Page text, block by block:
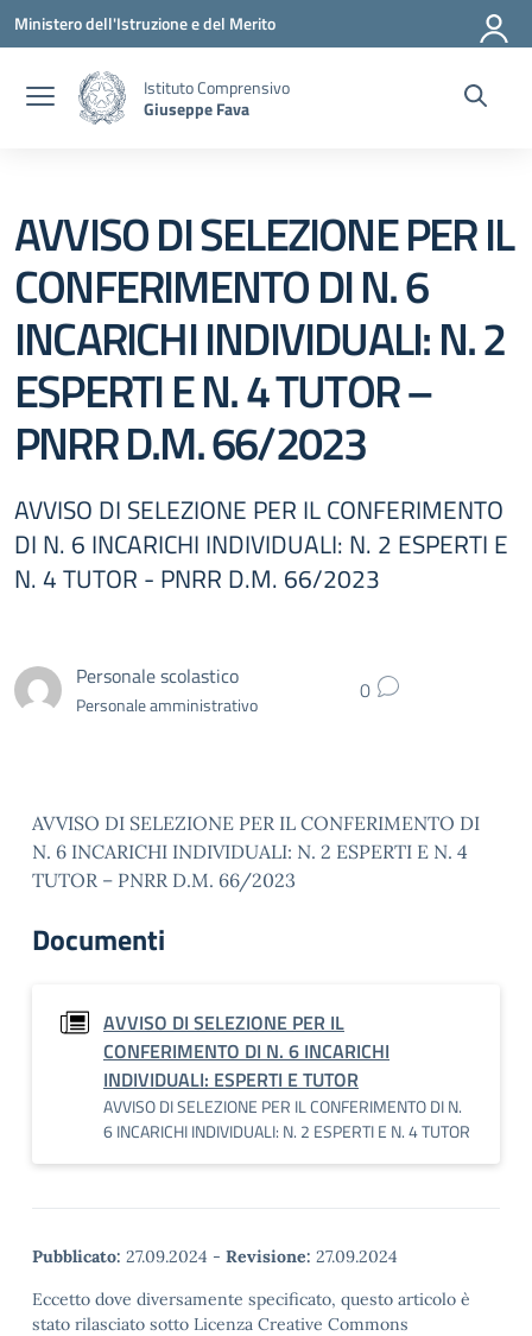
Vai ai contenuti
Vai al menu di navigazione
Vai al footer
Ministero dell'Istruzione e del Merito
Istituto Comprensivo
Giuseppe Fava
AVVISO DI SELEZIONE PER IL
CONFERIMENTO DI N. 6
INCARICHI INDIVIDUALI: N. 2
ESPERTI E N. 4 TUTOR –
PNRR D.M. 66/2023
AVVISO DI SELEZIONE PER IL CONFERIMENTO
DI N. 6 INCARICHI INDIVIDUALI: N. 2 ESPERTI E
N. 4 TUTOR - PNRR D.M. 66/2023
Personale scolastico
Personale amministrativo 0
AVVISO DI SELEZIONE PER IL CONFERIMENTO DI
N. 6 INCARICHI INDIVIDUALI: N. 2 ESPERTI E N. 4
TUTOR – PNRR D.M. 66/2023
Documenti
AVVISO DI SELEZIONE PER IL
CONFERIMENTO DI N. 6 INCARICHI
INDIVIDUALI: ESPERTI E TUTOR
AVVISO DI SELEZIONE PER IL CONFERIMENTO DI N.
6 INCARICHI INDIVIDUALI: N. 2 ESPERTI E N. 4 TUTOR
Pubblicato: 27.09.2024 - Revisione: 27.09.2024
Eccetto dove diversamente specificato, questo articolo è
stato rilasciato sotto Licenza Creative Commons